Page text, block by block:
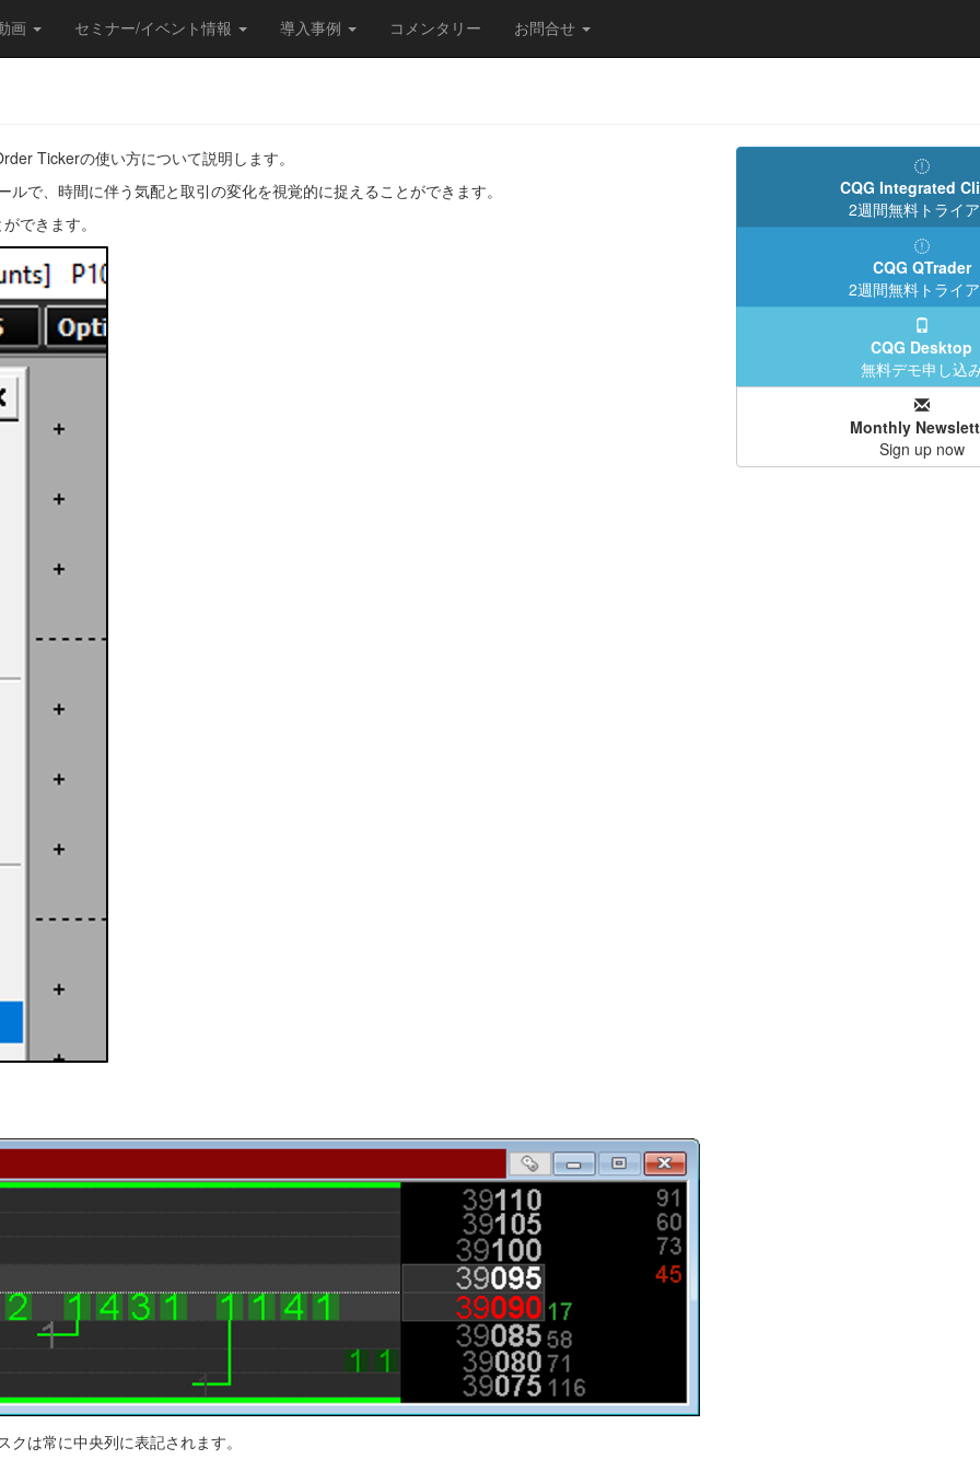
画 セミナー/イベント情報 導入事例 コメンタリー お問合せ
Tickerの使い方について説明します。
で、時間に伴う気配と取引の変化を視覚的に捉えることができます。
できます。
は常に中央列に表記されます。
CQG Integrated
2週間無料トライ
CQG QTrader
2週間無料トライ
CQG Desktop
無料デモ申し込
Monthly
Sign up now